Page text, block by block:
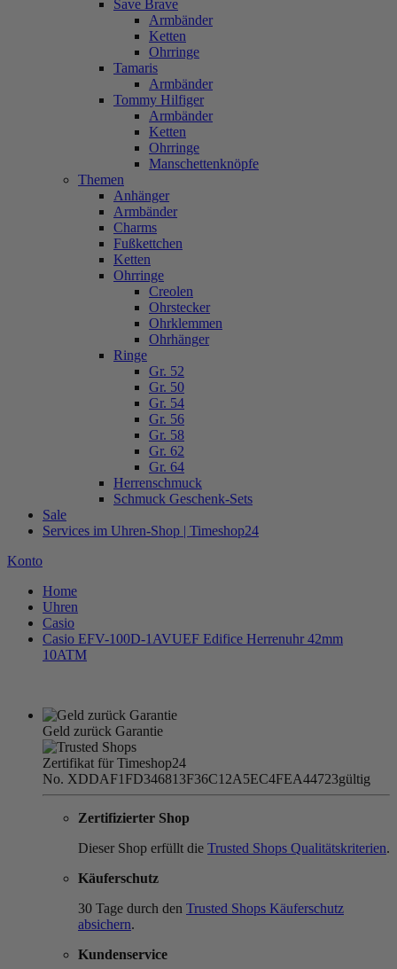
Save Brave
Armbänder
Ketten
Ohrringe
Tamaris
Armbänder
Tommy Hilfiger
Armbänder
Ketten
Ohrringe
Manschettenknöpfe
Themen
Anhänger
Armbänder
Charms
Fußkettchen
Ketten
Ohrringe
Creolen
Ohrstecker
Ohrklemmen
Ohrhänger
Ringe
Gr. 52
Gr. 50
Gr. 54
Gr. 56
Gr. 58
Gr. 62
Gr. 64
Herrenschmuck
Schmuck Geschenk-Sets
Sale
Services im Uhren-Shop | Timeshop24
Konto
Home
Uhren
Casio
Casio EFV-100D-1AVUEF Edifice Herrenuhr 42mm
10ATM
Geld zurück Garantie
Zertifikat für Timeshop24
No. XDDAF1FD346813F36C12A5EC4FEA44723gültig
Zertifizierter Shop
Dieser Shop erfüllt die Trusted Shops Qualitätskriterien.
Käuferschutz
30 Tage durch den Trusted Shops Käuferschutz
absichern.
Kundenservice